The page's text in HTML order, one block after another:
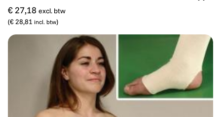
€ 27,18 excl. btw
(€ 28,81 incl. btw)